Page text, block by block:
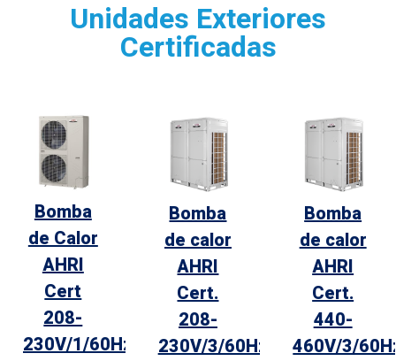
Unidades Exteriores
Certificadas
Bomba
de Calor
AHRI
Cert
208-
230V/1/60Hz
Bomba
de calor
AHRI
Cert.
208-
230V/3/60Hz
Bomba
de calor
AHRI
Cert.
440-
460V/3/